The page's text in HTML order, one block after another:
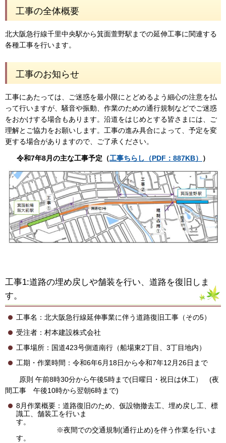
工事の全体概要
北大阪急行線千里中央駅から箕面萱野駅までの延伸工事に関連する
各種工事を行います。
工事のお知らせ
工事にあたっては、ご迷惑を最小限にとどめるよう細心の注意を払
って行いますが、騒音や振動、作業のための通行規制などでご迷惑
をおかけする場合もあります。沿道をはじめとする皆さまには、ご
理解とご協力をお願いします。工事の進み具合によって、予定を変
更する場合がありますので、ご了承ください。
令和7年8月の主な工事予定（工事ちらし（PDF：887KB） ）
工事1:道路の埋め戻しや舗装を行い、道路を復旧しま
す。
工事名：北大阪急行線延伸事業に伴う道路復旧工事（その5）
受注者：村本建設株式会社
工事場所：国道423号側道南行（船場東2丁目、3丁目地内）
工期・作業時間：令和6年6月18日から令和7年12月26日まで
原則 午前8時30分から午後5時まで(日曜日・祝日は休工） (夜
間工事 午後10時から翌朝6時まで)
8月作業概要：道路復旧のため、仮設物撤去工、埋め戻し工、標
識工、舗装工を行いま
す
※夜間での交通規制(通行止め)を伴う作業を行いま
す。